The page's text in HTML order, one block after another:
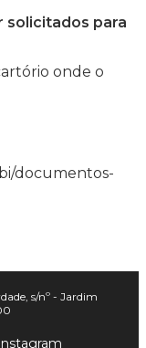
solicitados para
onde o
documentos-
s/nº - Jardim